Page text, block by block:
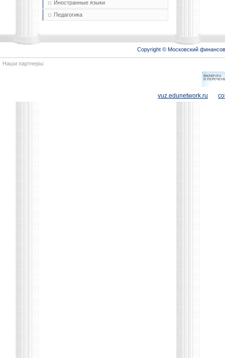
Иностранные языки
Педагогика
Copyright © Московский
Наши партнеры:
vuz.edunetwork.ru